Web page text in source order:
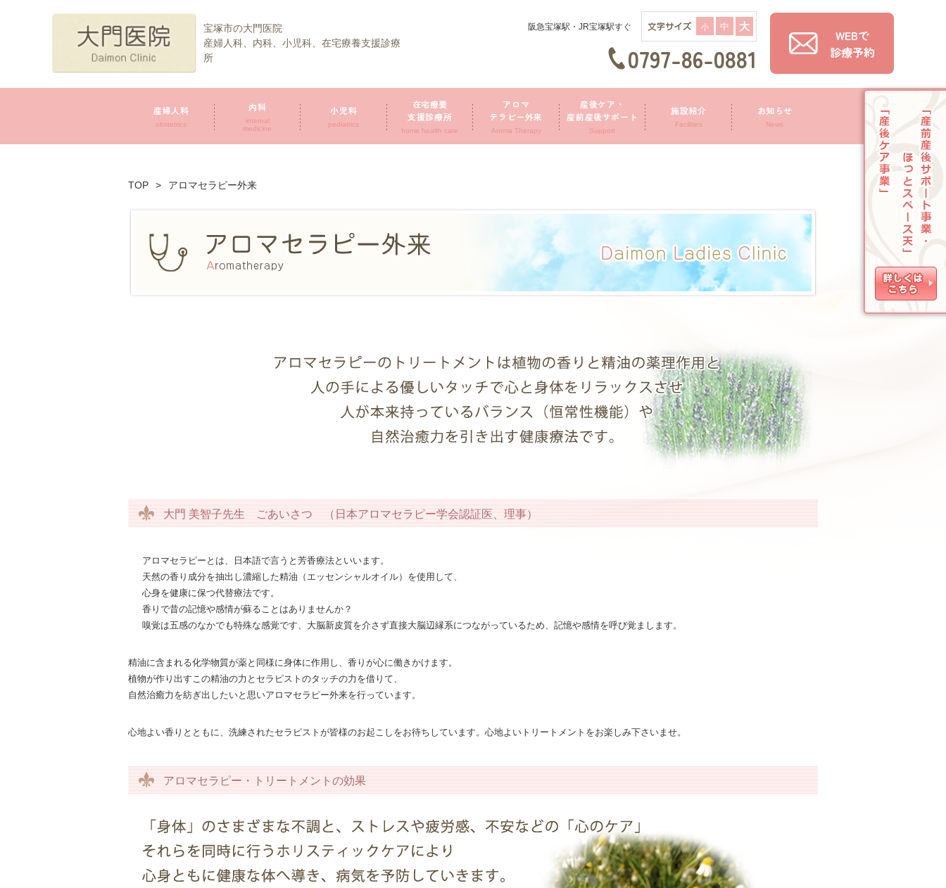
宝塚市の大門医院
産婦人科、内科、小児科、在宅療養支援診療
所
阪急宝塚駅・JR宝塚駅すぐ 小 中 大
0797-86-0881
WEBで
診療予約
産婦人科
obstetrics
内科
internal
medicine
小児科
pediatrics
在宅療養
支援診療所
home health care
アロマ
テラピー外来
Aroma Therapy
産後ケア・
産前産後サポート
Support
施設紹介
Facilities
お知らせ
News
TOP > アロマセラピー外来
大門 美智子先生 ごあいさつ （日本アロマセラピー学会認証医、理事）
アロマセラピーとは、日本語で言うと芳香療法といいます。
天然の香り成分を抽出し濃縮した精油（エッセンシャルオイル）を使用して、
心身を健康に保つ代替療法です。
香りで昔の記憶や感情が蘇ることはありませんか？
嗅覚は五感のなかでも特殊な感覚です、大脳新皮質を介さず直接大脳辺縁系につながっているため、記憶や感情を呼び覚まします。
精油に含まれる化学物質が薬と同様に身体に作用し、香りが心に働きかけます。
植物が作り出すこの精油の力とセラピストのタッチの力を借りて、
自然治癒力を紡ぎ出したいと思いアロマセラピー外来を行っています。
心地よい香りとともに、洗練されたセラピストが皆様のお起こしをお待ちしています。心地よいトリートメントをお楽しみ下さいませ。
アロマセラピー・トリートメントの効果